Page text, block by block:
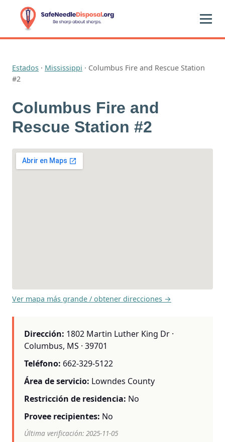
Estados · Mississippi · Columbus Fire and Rescue Station
#2
Columbus Fire and
Rescue Station #2
Ver mapa más grande / obtener direcciones →
Dirección: 1802 Martin Luther King Dr ·
Columbus, MS · 39701
Teléfono: 662-329-5122
Área de servicio: Lowndes County
Restricción de residencia: No
Provee recipientes: No
Última verificación: 2025-11-05